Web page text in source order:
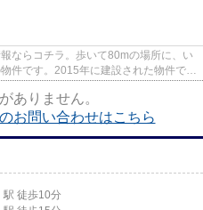
ならコチラ。歩いて80mの場所に、い
件です。2015年に建設された物件で
ありません。
お問い合わせはこちら
駅 徒歩10分